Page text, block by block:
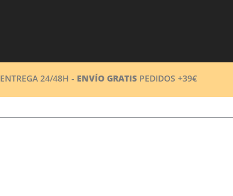
ENTREGA 24/48H - ENVÍO GRATIS PEDIDOS +39€